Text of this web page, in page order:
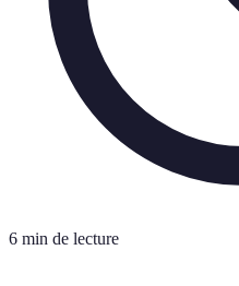
6 min de lecture